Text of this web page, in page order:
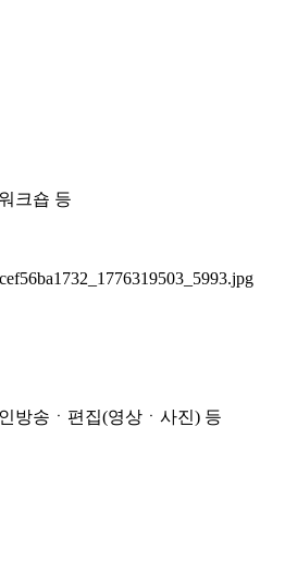
크숍 등
방송ㆍ편집(영상ㆍ사진) 등